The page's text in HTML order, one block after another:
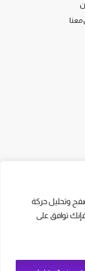
وتحليل حركة
توافق على
معنا